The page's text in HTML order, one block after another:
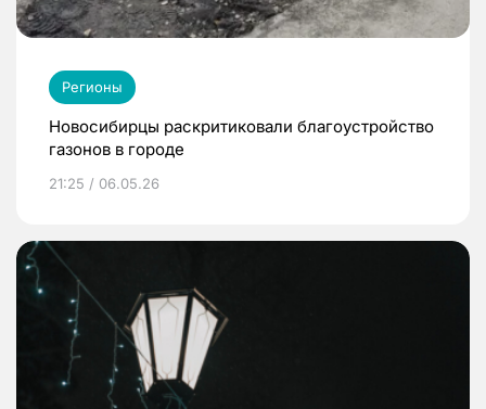
Регионы
Новосибирцы раскритиковали благоустройство
газонов в городе
21:25 / 06.05.26